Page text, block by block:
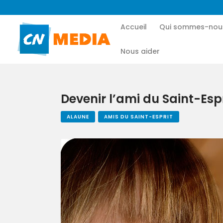
Accueil Qui sommes-
Nous aider
Devenir l’ami du Saint-
ALAUNE AMIS DU SAINT-ESPRIT